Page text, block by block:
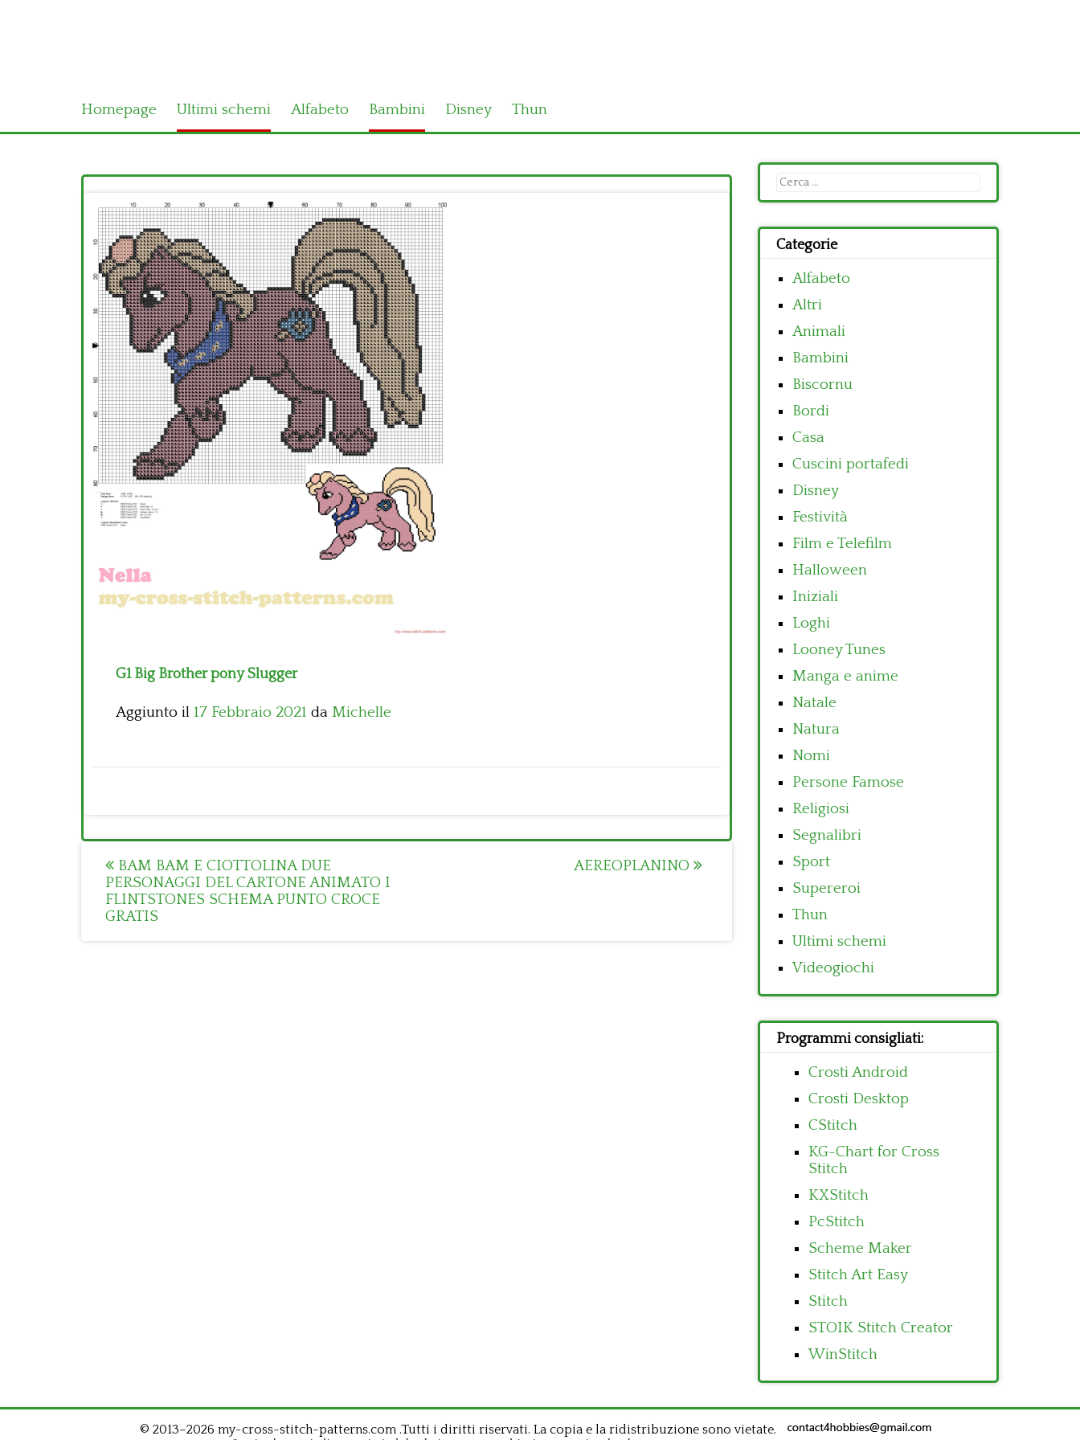
Homepage Ultimi schemi Alfabeto Bambini Disney Thun
G1 Big Brother pony Slugger
Aggiunto il 17 Febbraio 2021 da Michelle
Post
navigation
BAM BAM E CIOTTOLINA DUE
PERSONAGGI DEL CARTONE ANIMATO I
FLINTSTONES SCHEMA PUNTO CROCE
GRATIS
AEREOPLANINO
Ricerca
per:
Categorie
Alfabeto
Altri
Animali
Bambini
Biscornu
Bordi
Casa
Cuscini portafedi
Disney
Festività
Film e Telefilm
Halloween
Iniziali
Loghi
Looney Tunes
Manga e anime
Natale
Natura
Nomi
Persone Famose
Religiosi
Segnalibri
Sport
Supereroi
Thun
Ultimi schemi
Videogiochi
Programmi consigliati:
Crosti Android
Crosti Desktop
CStitch
KG-Chart for Cross
Stitch
KXStitch
PcStitch
Scheme Maker
Stitch Art Easy
Stitch
STOIK Stitch Creator
WinStitch
© 2013–2026 my-cross-stitch-patterns.com .Tutti i diritti riservati. La copia e la ridistribuzione sono vietate.